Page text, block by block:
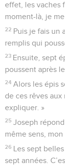
effet, les vaches
moment-là, je
22 Puis je fais un
remplis qui
23 Ensuite, sept
poussent après
24 Alors les épis
de ces rêves aux
expliquer. »
25 Joseph
même sens,
26 Les sept
sept années.